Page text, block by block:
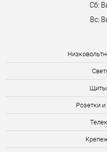
Розетки
Сб:
Вс: